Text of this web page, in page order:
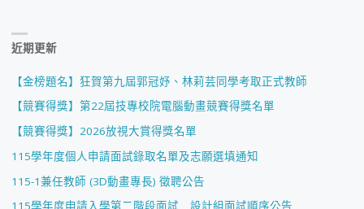
近期更新
【金榜題名】狂賀第九屆郭冠妤、林莉芸同學考取正式教師
【競賽得獎】第22屆技專校院電腦動畫競賽得獎名單
【競賽得獎】2026放視大賞得獎名單
115學年度個人申請面試錄取名單及志願選填通知
115-1兼任教師 (3D動畫專長) 徵聘公告